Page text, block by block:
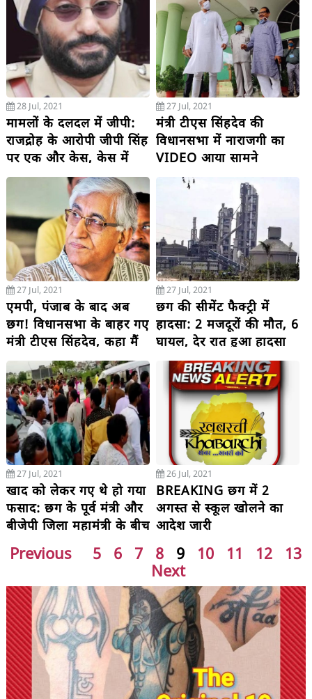
28 Jul, 2021
मामलों के दलदल में जीपी:
राजद्रोह के आरोपी जीपी सिंह
पर एक और केस, केस में
नहीं फंसाने मांगे थे 1 करोड़
रुपए, पुलिस ने किया मामला
दर्ज
27 Jul, 2021
मंत्री टीएस सिंहदेव की
विधानसभा में नाराजगी का
VIDEO आया सामने
27 Jul, 2021
एमपी, पंजाब के बाद अब
छग! विधानसभा के बाहर गए
मंत्री टीएस सिंहदेव, कहा मैं
भी एक इंसान हूं, चरित्र पर
सवाल बर्दाश्त नहीं करूंगा....
27 Jul, 2021
छग की सीमेंट फैक्ट्री में
हादसा: 2 मजदूरों की मौत, 6
घायल, देर रात हुआ हादसा
27 Jul, 2021
खाद को लेकर गए थे हो गया
फसाद: छग के पूर्व मंत्री और
बीजेपी जिला महामंत्री के बीच
भिड़ गए दोनों नेता
26 Jul, 2021
BREAKING छग में 2
अगस्त से स्कूल खोलने का
आदेश जारी
Previous 5 6 7 8 9 10 11 12
13
Next